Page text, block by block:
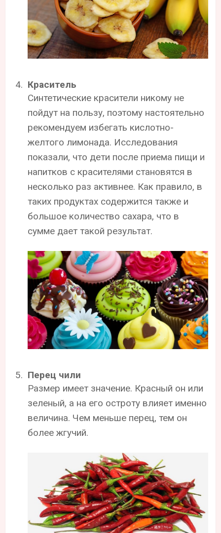
Краситель
Синтетические красители никому не
пойдут на пользу, поэтому настоятельно
рекомендуем избегать кислотно-
желтого лимонада. Исследования
показали, что дети после приема пищи и
напитков с красителями становятся в
несколько раз активнее. Как правило, в
таких продуктах содержится также и
большое количество сахара, что в
сумме дает такой результат.
Перец чили
Размер имеет значение. Красный он или
зеленый, а на его остроту влияет именно
величина. Чем меньше перец, тем он
более жгучий.